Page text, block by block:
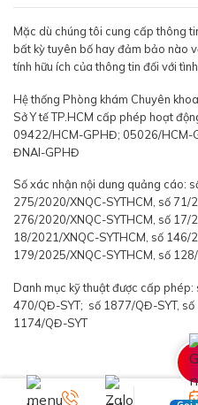
Mặc dù chúng tôi cung cấp thông
bất kỳ tuyên bố hay đảm bảo nào
tính hữu ích của thông tin đối với
Hệ thống Phòng khám Chuyên
Sở Y tế TP.HCM cấp phép hoạt
09422/HCM-GPHĐ; 05026/
ĐNAI-GPHĐ
Số xác nhận nội dung quảng cáo:
275/2020/XNQC-SYTHCM, số 71/
276/2020/XNQC-SYTHCM, số 17/
18/2021/XNQC-SYTHCM, số 146/
179/2025/XNQC-SYTHCM, số
Danh mục kỹ thuật được cấp
470/QĐ-SYT; số 1877/QĐ-SYT,
1174/QĐ-SYT